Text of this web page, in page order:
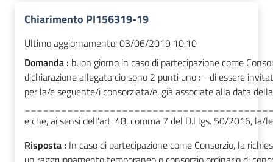
Chiarimento PI156319-19
Ultimo aggiornamento:03/06/2019 10:10
Domanda : buon giorno in caso di partecipazione come
dichiarazione allegata cio sono 2 punti uno : - di essere
per la/e seguente/i consorziata/e, già associate alla data
e che, ai sensi dell’art. 48, comma 7 del D.Llgs. 50/2016,
Risposta : In caso di partecipazione come Consorzio, la